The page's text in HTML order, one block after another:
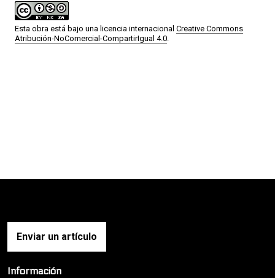
Esta obra está bajo una licencia internacional Creative Commons
Atribución-NoComercial-CompartirIgual 4.0.
Enviar un artículo
Información